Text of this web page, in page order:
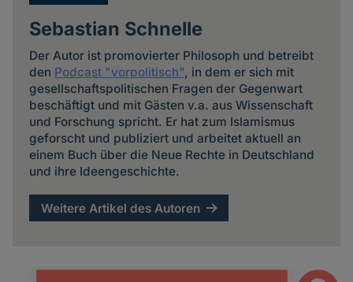
Sebastian Schnelle
Der Autor ist promovierter Philosoph und betreibt
den Podcast "vorpolitisch", in dem er sich mit
gesellschaftspolitischen Fragen der Gegenwart
beschäftigt und mit Gästen v.a. aus Wissenschaft
und Forschung spricht. Er hat zum Islamismus
geforscht und publiziert und arbeitet aktuell an
einem Buch über die Neue Rechte in Deutschland
und ihre Ideengeschichte.
Weitere Artikel des Autoren